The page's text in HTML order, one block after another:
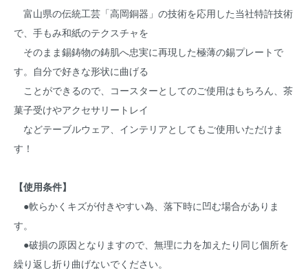
富山県の伝統工芸「高岡銅器」の技術を応用した当社特許技術
で、手もみ和紙のテクスチャを
そのまま錫鋳物の鋳肌へ忠実に再現した極薄の錫プレートで
す。自分で好きな形状に曲げる
ことができるので、コースターとしてのご使用はもちろん、茶
菓子受けやアクセサリートレイ
などテーブルウェア、インテリアとしてもご使用いただけま
す！
【使用条件】
●軟らかくキズが付きやすい為、落下時に凹む場合がありま
す。
●破損の原因となりますので、無理に力を加えたり同じ個所を
繰り返し折り曲げないでください。